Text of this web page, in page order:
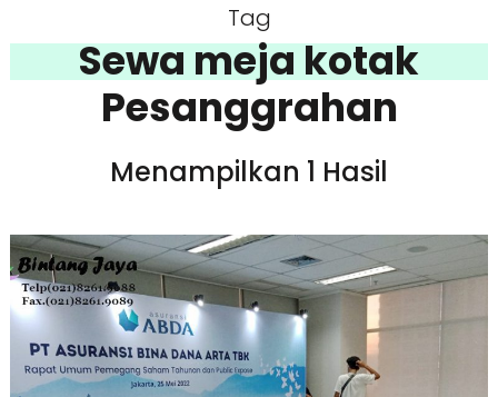
Tag
Sewa meja kotak
Pesanggrahan
Menampilkan 1 Hasil